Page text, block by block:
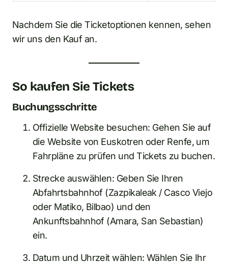
Nachdem Sie die Ticketoptionen kennen, sehen
wir uns den Kauf an.
So kaufen Sie Tickets
Buchungsschritte
Offizielle Website besuchen: Gehen Sie auf
die Website von Euskotren oder Renfe, um
Fahrpläne zu prüfen und Tickets zu buchen.
Strecke auswählen: Geben Sie Ihren
Abfahrtsbahnhof (Zazpikaleak / Casco Viejo
oder Matiko, Bilbao) und den
Ankunftsbahnhof (Amara, San Sebastian)
ein.
Datum und Uhrzeit wählen: Wählen Sie Ihr